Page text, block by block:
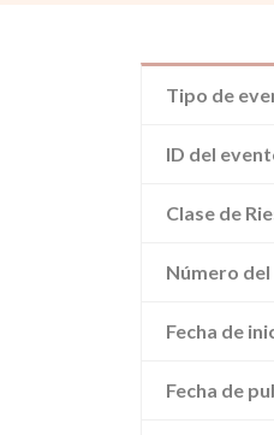
Tipo de
ID del
Clase de
Número
Fecha de
Fecha de